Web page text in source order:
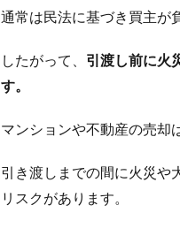
通常は民法に基づき買主が
したがって、 引渡し前に火
す。
マンションや不動産の売却
引き渡しまでの間に火災や
リスクがあります。